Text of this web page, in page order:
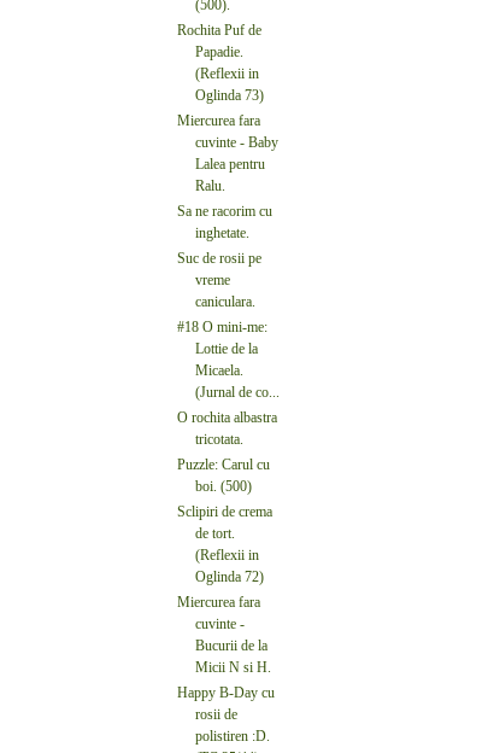
(500).
Rochita Puf de
Papadie.
(Reflexii in
Oglinda 73)
Miercurea fara
cuvinte - Baby
Lalea pentru
Ralu.
Sa ne racorim cu
inghetate.
Suc de rosii pe
vreme
caniculara.
#18 O mini-me:
Lottie de la
Micaela.
(Jurnal de co...
O rochita albastra
tricotata.
Puzzle: Carul cu
boi. (500)
Sclipiri de crema
de tort.
(Reflexii in
Oglinda 72)
Miercurea fara
cuvinte -
Bucurii de la
Micii N si H.
Happy B-Day cu
rosii de
polistiren :D.